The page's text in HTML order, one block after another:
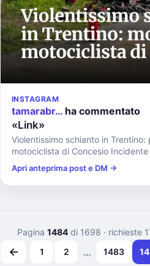
INSTAGRAM
tamarabr… ha commentato
«Link»
Violentissimo schianto in Trentino:
motociclista di Concesio Incidente frontale in val di Ledro.
Renis Do...
Apri anteprima post e DM →
Pagina 1484 di 1698 · richieste
← 1 2 … 1483